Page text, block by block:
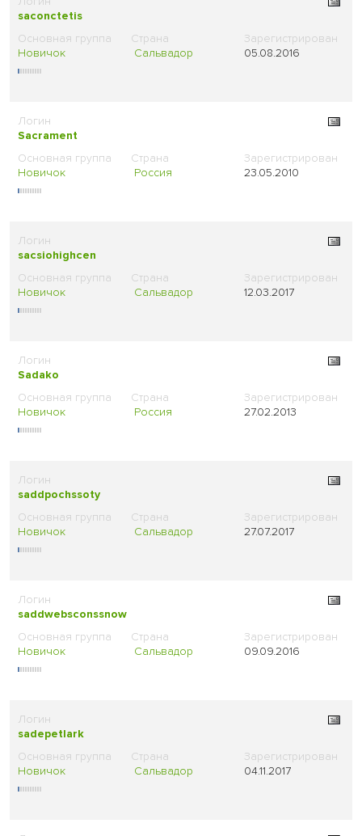
saconctetis
Новичок Сальвадор 05.08.2016
Sacrament
Новичок Россия 23.05.2010
sacsiohighcen
Новичок Сальвадор 12.03.2017
Sadako
Новичок Россия 27.02.2013
saddpochssoty
Новичок Сальвадор 27.07.2017
saddwebsconssnow
Новичок Сальвадор 09.09.2016
sadepetlark
Новичок Сальвадор 04.11.2017